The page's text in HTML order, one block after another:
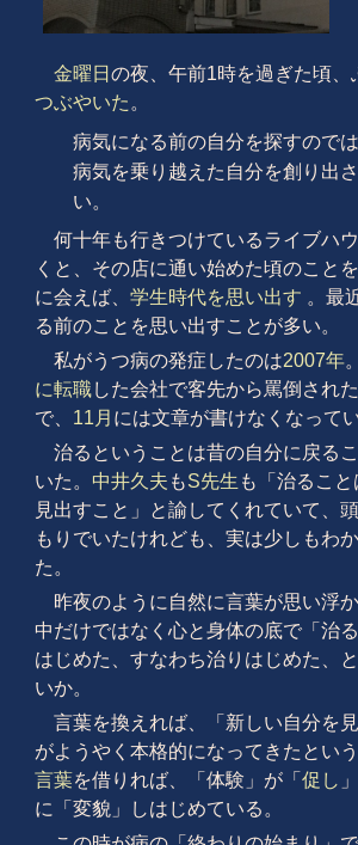
金曜日 の夜、午前1時を過ぎた頃、
つぶやいた 。
病気になる前の自分を探すのでは
病気を乗り越えた自分を創り出
い。
何十年も行きつけているライブハ
くと、その店に通い始めた頃のこと
に会えば、 学生時代を思い出す 。最
る前のことを思い出すことが多い。
私がうつ病の発症したのは2007年
に転職した会社で客先から罵倒され
で、 11月 には文章が書けなくなってい
治るということは昔の自分に戻る
いた。 中井久夫 もS先生 も「治るこ
見出すこと」と諭してくれていて、
もりでいたけれども、実は少しもわ
た。
昨夜のように自然に言葉が思い浮
中だけではなく心と身体の底で「治
はじめた、すなわち治りはじめた、
いか。
言葉を換えれば、「新しい自分を
がようやく本格的になってきたという
言葉を借りれば、「体験」が「 促し
に「変貌」しはじめている。